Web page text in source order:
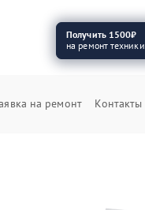
Получить 1500₽
на ремонт техники
на ремонт Контакты